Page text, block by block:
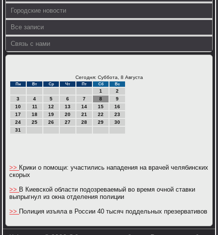
Городские новости
Все записи
Связь с нами
Сегодня: Суббота, 8 Августа
Пн Вт Ср Чт Пт Сб Вс
1
2
3
4 5 6 7 8
9
10
11 12 13 14 15
16
17
18 19 20 21 22
23
24
25 26 27 28 29
30
31
>> Крики о помощи: участились нападения на врачей челябинских
скорых
>> В Киевской области подозреваемый во время очной ставки
выпрыгнул из окна отделения полиции
>> Полиция изъяла в России 40 тысяч поддельных презервативов